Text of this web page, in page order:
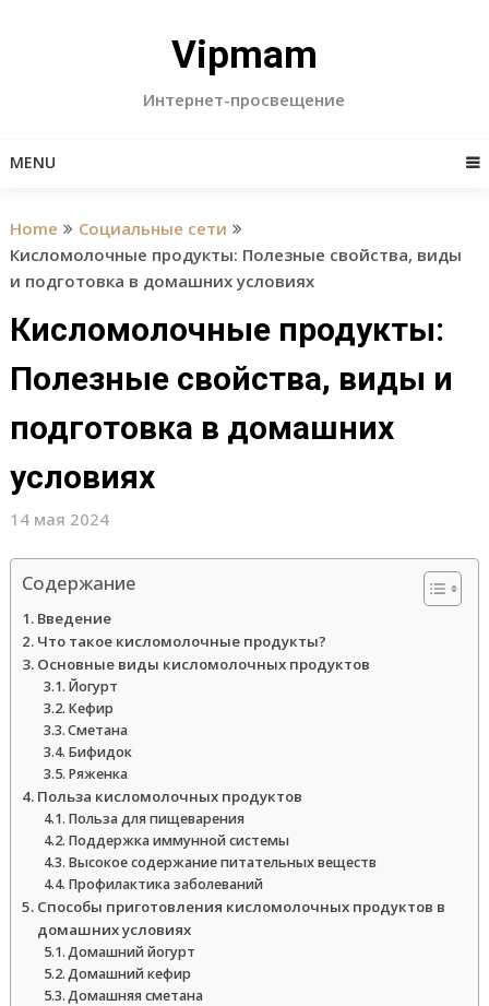
Vipmam
Интернет-просвещение
MENU
Home
Социальные сети
Кисломолочные продукты: Полезные свойства, виды
и подготовка в домашних условиях
Кисломолочные продукты:
Полезные свойства, виды и
подготовка в домашних
условиях
14 мая 2024
Содержание
Введение
Что такое кисломолочные продукты?
Основные виды кисломолочных продуктов
Йогурт
Кефир
Сметана
Бифидок
Ряженка
Польза кисломолочных продуктов
Польза для пищеварения
Поддержка иммунной системы
Высокое содержание питательных веществ
Профилактика заболеваний
Способы приготовления кисломолочных продуктов в
домашних условиях
Домашний йогурт
Домашний кефир
Домашняя сметана